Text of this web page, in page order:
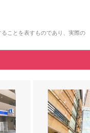
ことを表すものであり、実際の